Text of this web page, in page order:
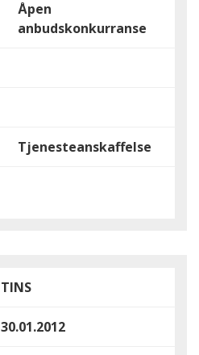
Åpen
anbudskonkurranse
Tjenesteanskaffelse
TINS
30.01.2012